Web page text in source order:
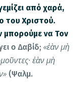
από χαρά,
του Χριστού.
μπορούμε να Τον
ο Δαβίδ;«ἐὰν μὴ
ἐὰν μὴ
(Ψαλμ.